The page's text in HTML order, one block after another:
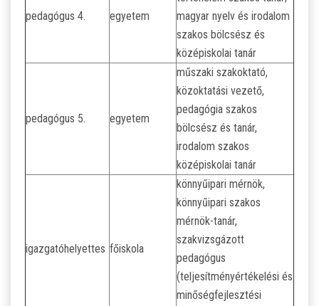
pedagógus 4. egyetem
magyar nyelv és irodalom
szakos bölcsész és
középiskolai tanár
pedagógus 5. egyetem
műszaki szakoktató,
közoktatási vezető,
pedagógia szakos
bölcsész és tanár,
irodalom szakos
középiskolai tanár
igazgatóhelyettes főiskola
könnyűipari mérnök,
könnyűipari szakos
mérnök-tanár,
szakvizsgázott
pedagógus
(teljesítményértékelési és
minőségfejlesztési